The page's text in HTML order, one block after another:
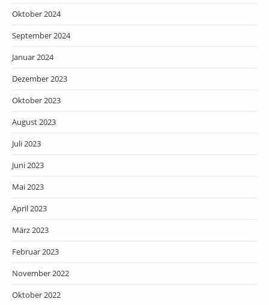
Oktober 2024
September 2024
Januar 2024
Dezember 2023
Oktober 2023
August 2023
Juli 2023
Juni 2023
Mai 2023
April 2023
März 2023
Februar 2023
November 2022
Oktober 2022